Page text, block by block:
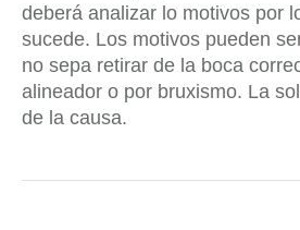
deberá analizar lo motivos por
sucede. Los motivos pueden
no sepa retirar de la boca
alineador o por bruxismo. La
de la causa.